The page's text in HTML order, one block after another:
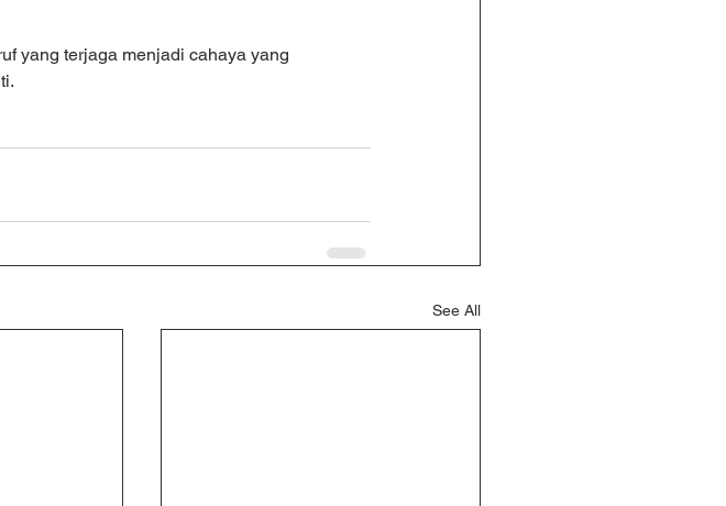
yang terjaga menjadi cahaya yang
See All